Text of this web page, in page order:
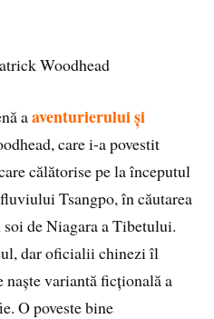
Woodhead
aaventurierului și
care i-a povestit
călătorise pe la începutul
Tsangpo, în căutarea
soi de Niagara a Tibetului.
dar oficialii chinezi îl
naște variantă ficțională a
O poveste bine